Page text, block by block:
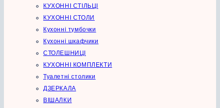
КУХОННІ СТІЛЬЦІ
КУХОННІ СТОЛИ
Кухонні тумбочки
Кухонні шкафчики
СТОЛЕШНИЦІ
КУХОННІ КОМПЛЕКТИ
Туалетні столики
ДЗЕРКАЛА
ВІШАЛКИ